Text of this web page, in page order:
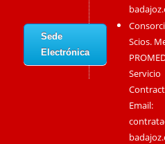
Sede
Electrónica
Scios.
Email: